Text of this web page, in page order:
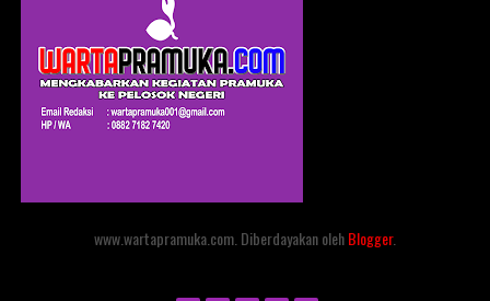
www.wartapramuka.com. Diberdayakan olehBlogger.